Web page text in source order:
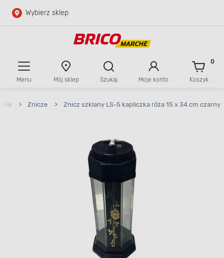
Przejdź do głównej zawartości
Wybierz sklep
Menu Mój sklep Szukaj Moje konto Koszyk
0
> Znicze > Znicz szklany LS-5 kapliczka róża 15 x 34 cm czarny